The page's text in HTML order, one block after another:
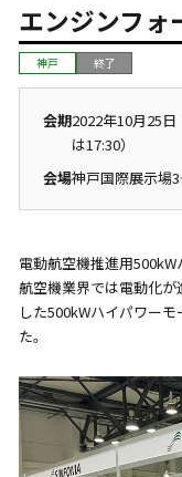
エンジンフォ
神戸 終了
会期2022年10月25
は17:30）
会場神戸国際展示場
電動航空機推進用500kW
航空機業界では電動化
した500kWハイパワー
た。